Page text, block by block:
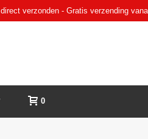
verzonden - Gratis verzending
0